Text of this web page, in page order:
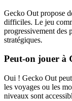
Gecko Out propose
difficiles. Le jeu
progressivement des
stratégiques.
Peut-on jouer à
Oui ! Gecko Out
les voyages ou les
niveaux sont